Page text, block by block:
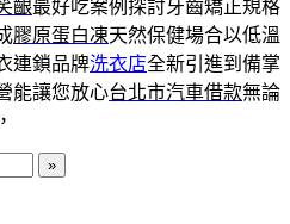
齦最好吃案例探討牙齒矯正規格
膠原蛋白凍天然保健場合以低溫
連鎖品牌洗衣店全新引進到備掌
能讓您放心台北市汽車借款無論